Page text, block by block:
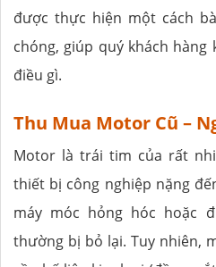
được thực hiện một cách
chóng, giúp quý khách
điều gì.
Thu Mua Motor Cũ –
Motor là trái tim của rất
thiết bị công nghiệp nặng
máy móc hỏng hóc hoặc
thường bị bỏ lại. Tuy nhiên,